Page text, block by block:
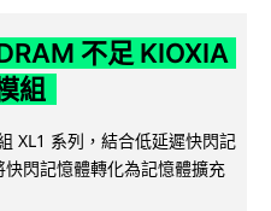
不足 KIOXIA
組
XL1 系列，結合低延遲快閃記
快閃記憶體轉化為記憶體擴充